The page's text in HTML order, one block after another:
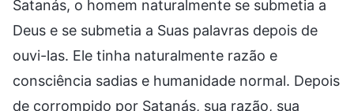
Satanás, o homem naturalmente se submetia a
Deus e se submetia a Suas palavras depois de
ouvi-las. Ele tinha naturalmente razão e
consciência sadias e humanidade normal. Depois
de corrompido por Satanás, sua razão, sua